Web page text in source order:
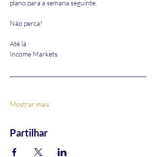
plano para a semana seguinte.
Não perca!
Até lá
Income Markets
Mostrar mais
Partilhar